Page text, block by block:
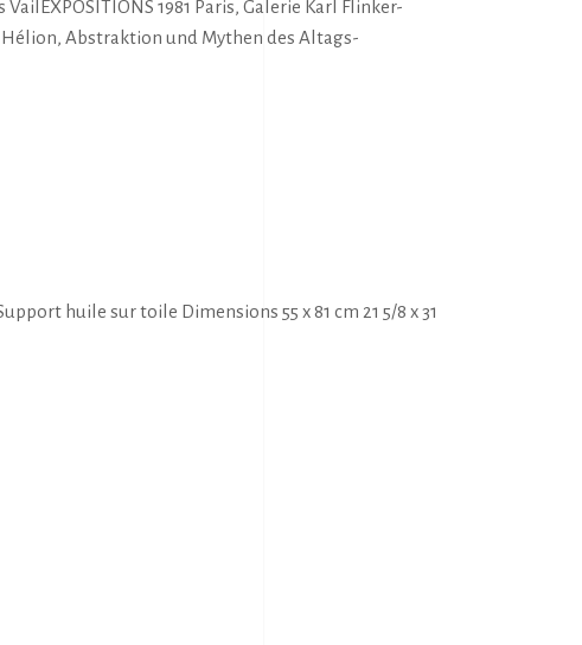
1981 Paris, Galerie Karl Flinker-
Hélion, Abstraktion und Mythen des Altags-
huile sur toile Dimensions 55 x 81 cm 21 5/8 x 31